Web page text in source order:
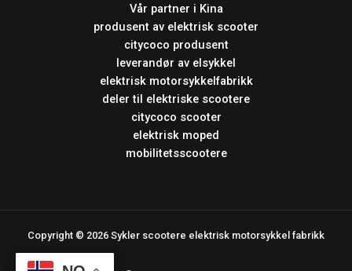
Vår partner i Kina
produsent av elektrisk scooter
citycoco produsent
leverandør av elsykkel
elektrisk motorsykkelfabrikk
deler til elektriske scootere
citycoco scooter
elektrisk moped
mobilitetsscootere
Copyright © 2026 Sykler scootere elektrisk motorsykkel fabrikk